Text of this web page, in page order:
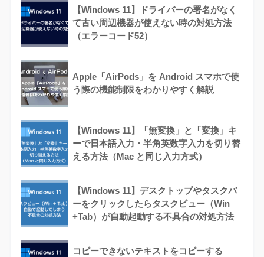
【Windows 11】ドライバーの署名がなく
て古い周辺機器が使えない時の対処方法
（エラーコード52）
Apple「AirPods」を Android スマホで使
う際の機能制限をわかりやすく解説
【Windows 11】「無変換」と「変換」キ
ーで日本語入力・半角英数字入力を切り替
える方法（Mac と同じ入力方式）
【Windows 11】デスクトップやタスクバ
ーをクリックしたらタスクビュー（Win
+Tab）が自動起動する不具合の対処方法
コピーできないテキストをコピーする